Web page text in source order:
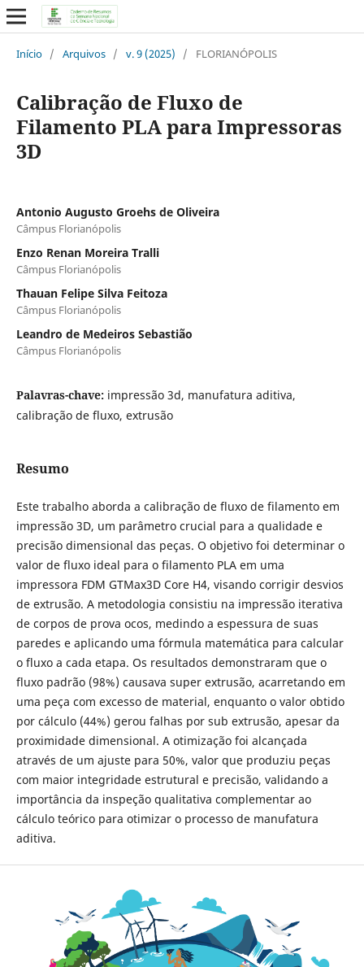
Início / Arquivos / v. 9 (2025) / FLORIANÓPOLIS
Calibração de Fluxo de
Filamento PLA para Impressoras
3D
Antonio Augusto Groehs de Oliveira
Câmpus Florianópolis
Enzo Renan Moreira Tralli
Câmpus Florianópolis
Thauan Felipe Silva Feitoza
Câmpus Florianópolis
Leandro de Medeiros Sebastião
Câmpus Florianópolis
Palavras-chave: impressão 3d, manufatura aditiva,
calibração de fluxo, extrusão
Resumo
Este trabalho aborda a calibração de fluxo de filamento em
impressão 3D, um parâmetro crucial para a qualidade e
precisão dimensional das peças. O objetivo foi determinar o
valor de fluxo ideal para o filamento PLA em uma
impressora FDM GTMax3D Core H4, visando corrigir desvios
de extrusão. A metodologia consistiu na impressão iterativa
de corpos de prova ocos, medindo a espessura de suas
paredes e aplicando uma fórmula matemática para calcular
o fluxo a cada etapa. Os resultados demonstraram que o
fluxo padrão (98%) causava super extrusão, acarretando em
uma peça com excesso de material, enquanto o valor obtido
por cálculo (44%) gerou falhas por sub extrusão, apesar da
proximidade dimensional. A otimização foi alcançada
através de um ajuste para 50%, valor que produziu peças
com maior integridade estrutural e precisão, validando a
importância da inspeção qualitativa complementar ao
cálculo teórico para otimizar o processo de manufatura
aditiva.